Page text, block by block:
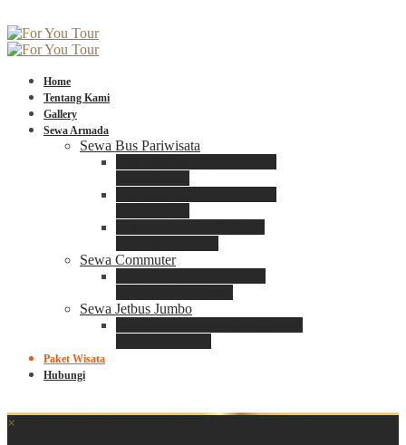
Home
Tentang Kami
Gallery
Sewa Armada
Sewa Bus Pariwisata
Sewa Commuter
Sewa Jetbus Jumbo
Paket Wisata
Hubungi
×